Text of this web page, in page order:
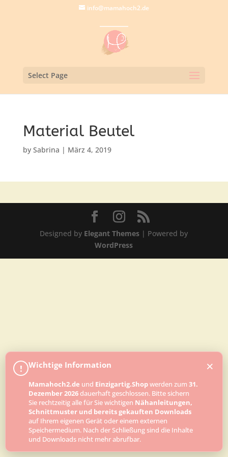
info@mamahoch2.de
Select Page
Material Beutel
by Sabrina | März 4, 2019
Designed by Elegant Themes | Powered by
WordPress
! Wichtige Information
Mamahoch2.de und Einzigartig.Shopwerden zum 31.
Dezember 2026dauerhaft geschlossen. Bitte sichern
Sie rechtzeitig alle für Sie wichtigen Nähanleitungen,
Schnittmuster und bereits gekauften Downloads
auf Ihrem eigenen Gerät oder einem externen
Speichermedium. Nach der Schließung sind die Inhalte
und Downloads nicht mehr abrufbar.
×